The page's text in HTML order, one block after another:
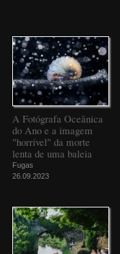
A Fotógrafa Oceânica
do Ano e a imagem
"horrível" da morte
lenta de uma baleia
Fugas
26.09.2023